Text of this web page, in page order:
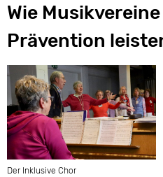
Wie
Prävention
Der Inklusive Chor